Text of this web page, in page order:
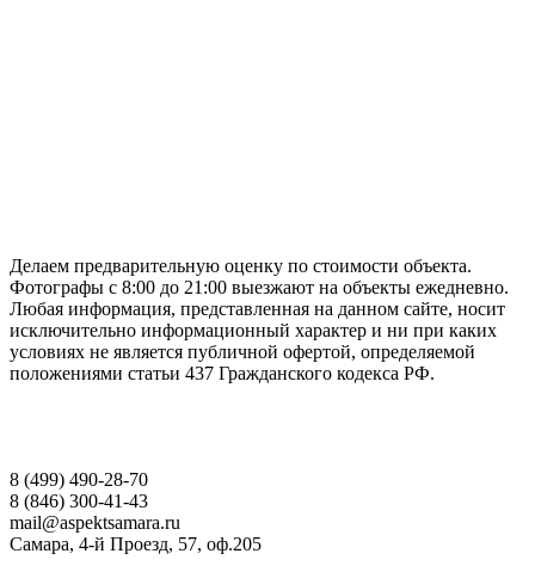
Делаем предварительную оценку по стоимости объекта.
Фотографы с 8:00 до 21:00 выезжают на объекты ежедневно.
Любая информация, представленная на данном сайте, носит
исключительно информационный характер и ни при каких
условиях не является публичной офертой, определяемой
положениями статьи 437 Гражданского кодекса РФ.
8 (499) 490-28-70
8 (846) 300-41-43
mail@aspektsamara.ru
Самара, 4-й Проезд, 57, оф.205